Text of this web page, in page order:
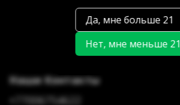
Наши Контакты
+77006754622
Да, мне больше 21
Нет, мне меньше 21